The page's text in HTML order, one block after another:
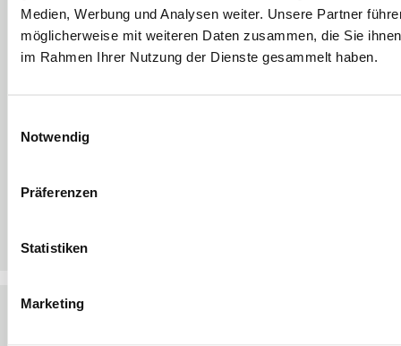
Medien, Werbung und Analysen weiter. Unsere Partner
möglicherweise mit weiteren Daten zusammen, die Sie
im Rahmen Ihrer Nutzung der Dienste gesammelt haben.
Notwendig
Präferenzen
Statistiken
Marketing